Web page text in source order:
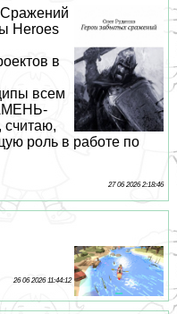
Heroes
в
всем
роль в работе по
27 06 2026 2:18:46
26 06 2026 11:44:12